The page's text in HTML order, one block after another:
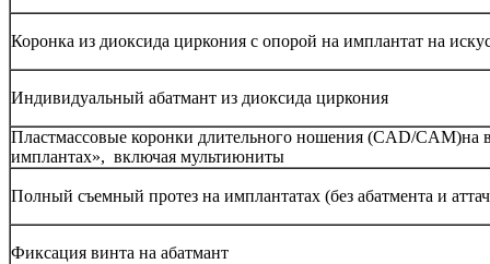
Коронка из диоксида циркония с опорой на имплантат на
Индивидуальный абатмант из диоксида циркония
Пластмассовые коронки длительного ношения (CAD/CAM)на
имплантах», включая мультиюниты
Полный съемный протез на имплантатах (без абатмента и
Фиксация винта на абатмант